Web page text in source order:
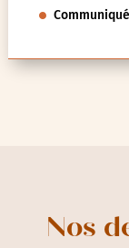
Nos